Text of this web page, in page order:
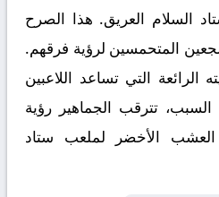
السلام العريق. هذا الصرح
المتحمسين لرؤية فرقهم.
الرائعة التي تساعد اللاعبين
السبب، تترقب الجماهير رؤية
الأخضر لملعب ستاد